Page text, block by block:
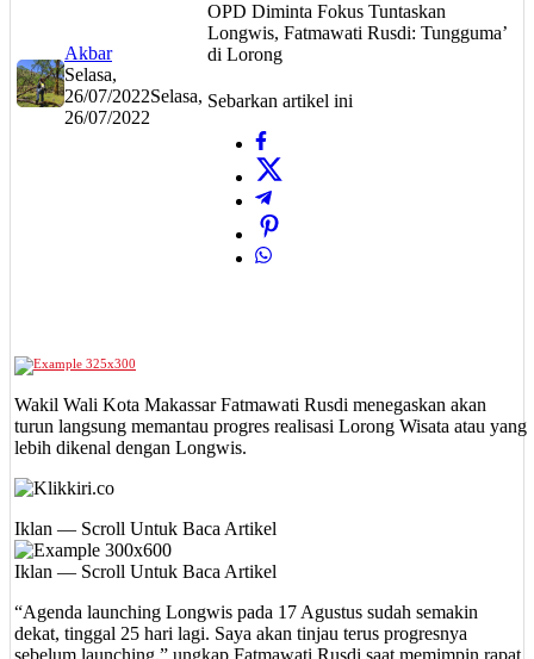
Akbar
Selasa,
26/07/2022Selasa,
26/07/2022
OPD Diminta Fokus Tuntaskan
Longwis, Fatmawati Rusdi: Tungguma’
di Lorong
Sebarkan artikel ini
Wakil Wali Kota Makassar Fatmawati Rusdi menegaskan akan
turun langsung memantau progres realisasi Lorong Wisata atau yang
lebih dikenal dengan Longwis.
Iklan — Scroll Untuk Baca Artikel
Iklan — Scroll Untuk Baca Artikel
“Agenda launching Longwis pada 17 Agustus sudah semakin
dekat, tinggal 25 hari lagi. Saya akan tinjau terus progresnya